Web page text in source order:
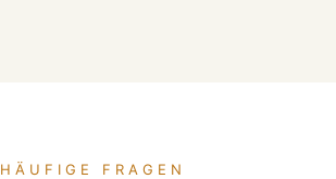
HÄUFIGE FRAGEN